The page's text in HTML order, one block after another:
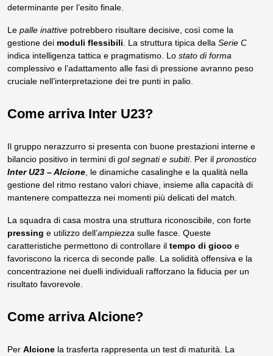
determinante per l’esito finale.
Le palle inattive potrebbero risultare decisive, così come la
gestione dei moduli flessibili . La struttura tipica della Serie C
indica intelligenza tattica e pragmatismo. Lo stato di forma
complessivo e l’adattamento alle fasi di pressione avranno peso
cruciale nell’interpretazione dei tre punti in palio.
Come arriva Inter U23?
Il gruppo nerazzurro si presenta con buone prestazioni interne e
bilancio positivo in termini di gol segnati e subiti. Per il pronostico
Inter U23 – Alcione , le dinamiche casalinghe e la qualità nella
gestione del ritmo restano valori chiave, insieme alla capacità di
mantenere compattezza nei momenti più delicati del match.
La squadra di casa mostra una struttura riconoscibile, con forte
pressing e utilizzo dell’ampiezza sulle fasce. Queste
caratteristiche permettono di controllare il tempo di gioco e
favoriscono la ricerca di seconde palle. La solidità offensiva e la
concentrazione nei duelli individuali rafforzano la fiducia per un
risultato favorevole.
Come arriva Alcione?
Per Alcione la trasferta rappresenta un test di maturità. La